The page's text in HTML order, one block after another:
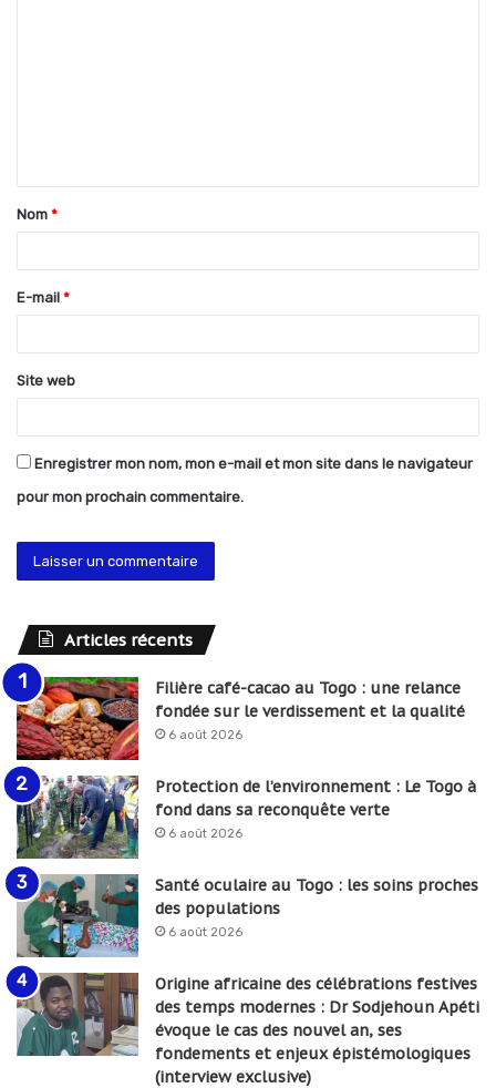
t
a
e
*
Nom *
E-mail *
Site web
Enregistrer mon nom, mon e-mail et mon site dans le navigateur
pour mon prochain commentaire.
Articles récents
Filière café-cacao au Togo : une relance
fondée sur le verdissement et la qualité
6 août 2026
Protection de l’environnement : Le Togo à
fond dans sa reconquête verte
6 août 2026
Santé oculaire au Togo : les soins proches
des populations
6 août 2026
Origine africaine des célébrations festives
des temps modernes : Dr Sodjehoun Apéti
évoque le cas des nouvel an, ses
fondements et enjeux épistémologiques
(interview exclusive)